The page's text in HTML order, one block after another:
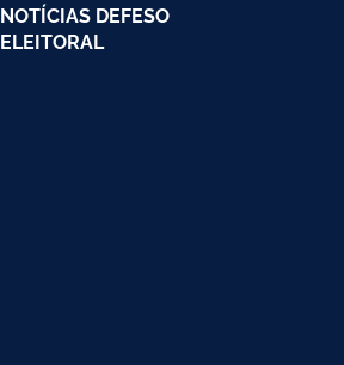
NOTÍCIAS DEFESO
ELEITORAL